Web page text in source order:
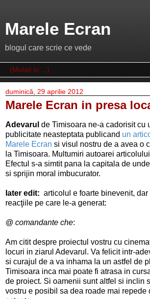
Marele Ecran
blogul care scrie ce vede
duminică, 29 aprilie 2012
Marele Ecran in presa
Adevarul de Timisoara ne-a cadorisit cu
publicitate neasteptata publicand un
Marele Ecran si visul nostru de a avea o
la Timisoara. Multumiri autoarei
Efectul s-a simtit pana la capitala de
si sprijin moral imbucurator.
later edit: articolul e foarte binevenit,
reacţiile pe care le-a generat:
@ comandante che:
Am citit despre proiectul vostru cu
locuri in ziarul Adevarul. Va felicit intr-
si curajul de a va inhama la un astfel de
Timisoara inca mai poate fi atrasa in
de proiect. Si oamenii sunt altfel si inclin
vostru e posibil sa dea roade mai repede